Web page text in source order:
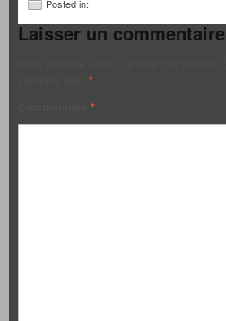
Posted in:
Laisser un commentaire
*
*